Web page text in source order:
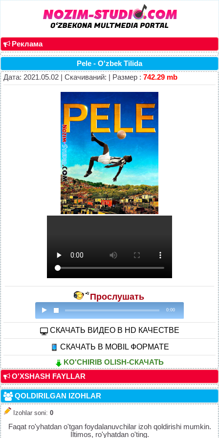
Реклама
Pele - O'zbek Tilida
Дата: 2021.05.02 | Скачиваний: | Размер : 742.29 mb
Прослушать
0:00
CКАЧАТЬ ВИДЕО В HD КАЧЕСТВЕ
СКАЧАТЬ В MOBIL ФОРМАТЕ
KO'CHIRIB OLISH-СКАЧАТЬ
O'XSHASH FAYLLAR
QOLDIRILGAN IZOHLAR
Izohlar soni: 0
Faqat ro'yhatdan o'tgan foydalanuvchilar izoh qoldirishi mumkin.
Iltimos, ro'yhatdan o'ting.